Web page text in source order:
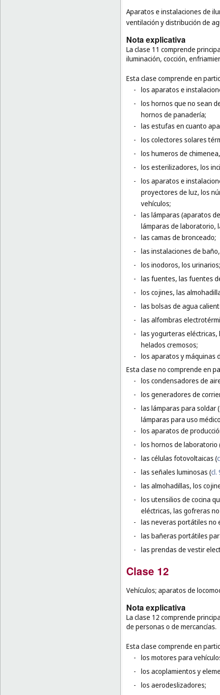
Aparatos e instalaciones de
ventilación y distribución de
Nota explicativa
La clase 11 comprende
iluminación, cocción,
Esta clase comprende en
- los aparatos e
- los hornos que no sean
hornos de panadería;
- las estufas en cuanto
- los colectores solares
- los humeros de
- los esterilizadores, los
- los aparatos e
proyectores de luz, los
vehículos;
- las lámparas (aparatos
lámparas de laboratorio,
- las camas de bronceado;
- las instalaciones de
- los inodoros, los urinarios;
- las fuentes, las fuentes
- los cojines, las
- las bolsas de agua
- las alfombras
- las yogurteras eléctricas,
helados cremosos;
- los aparatos y máquinas
Esta clase no comprende en
- los condensadores de
- los generadores de
- las lámparas para soldar (
lámparas para uso
- los aparatos de
- los hornos de laboratorio
- las células fotovoltaicas (
- las señales luminosas (cl.
- las almohadillas, los
- los utensilios de cocina
eléctricas, las gofreras
- las neveras portátiles no
- las bañeras portátiles
- las prendas de vestir
Clase 12
Vehículos; aparatos de
Nota explicativa
La clase 12 comprende
de personas o de mercancías.
Esta clase comprende en
- los motores para
- los acoplamientos y
- los aerodeslizadores;